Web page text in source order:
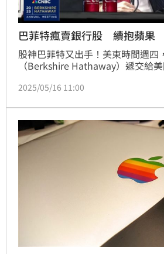
巴菲特瘋賣銀行股 續抱蘋果
股神巴菲特又出手！美東時間週四
（Berkshire Hathaway）遞交給
倉動作再度引發市場熱議。最受矚
（C）與Nu Holdings，卻意外連
沒有再賣出蘋果（AAPL），而且
泳池設備公司，還被發現有神祕保
厚。
2025/05/16 11:00